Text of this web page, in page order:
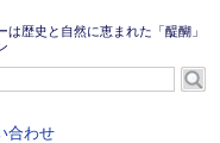
は歴史と自然に恵まれた「醍醐」
合わせ